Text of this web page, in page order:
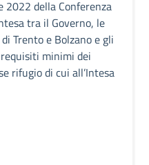
2022 della Conferenza
tra il Governo, le
Trento e Bolzano e gli
minimi dei
rifugio di cui all’Intesa